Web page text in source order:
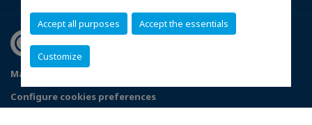
Accept all purposes Accept the essentials
Customize
Mapa do Site
Configure cookies preferences